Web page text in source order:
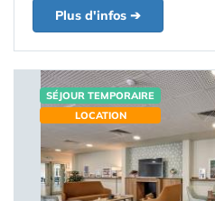
Plus d'infos ➔
SÉJOUR TEMPORAIRE
LOCATION